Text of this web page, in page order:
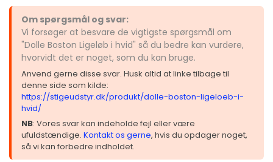
Om spørgsmål og svar:
Vi forsøger at besvare de vigtigste spørgsmål om
"Dolle Boston Ligeløb i hvid" så du bedre kan vurdere,
hvorvidt det er noget, som du kan bruge.
Anvend gerne disse svar. Husk altid at linke tilbage til
denne side som kilde:
https://stigeudstyr.dk/produkt/dolle-boston-ligeloeb-i-
hvid/
NB: Vores svar kan indeholde fejl eller være
ufuldstændige. Kontakt os gerne, hvis du opdager noget,
så vi kan forbedre indholdet.